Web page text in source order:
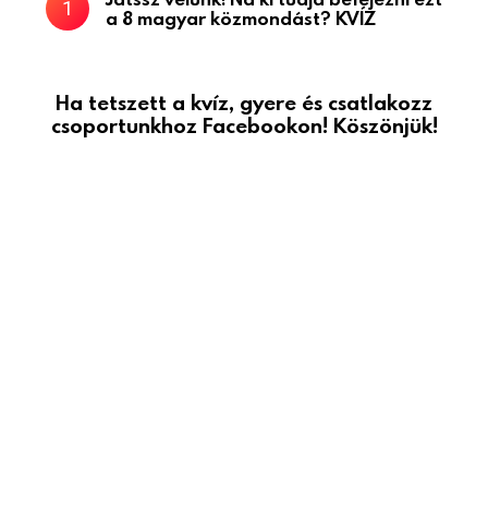
a 8 magyar közmondást? KVÍZ
Ha tetszett a kvíz, gyere és csatlakozz
csoportunkhoz Facebookon! Köszönjük!